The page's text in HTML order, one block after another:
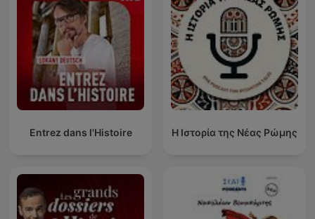
Entrez dans l'Histoire Η Ιστορία της Νέας Ρώμης